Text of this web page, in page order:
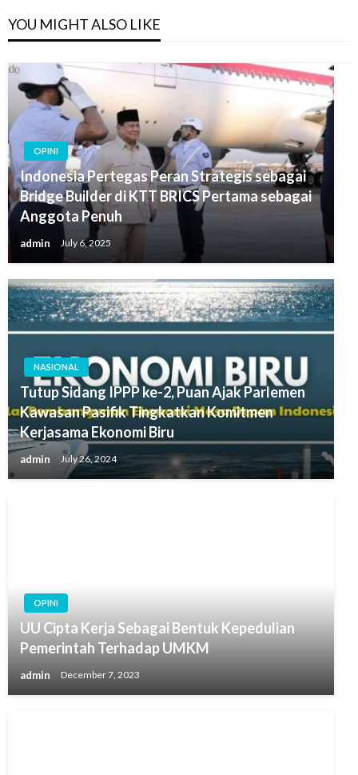
YOU MIGHT ALSO LIKE
OPINI
Indonesia Pertegas Peran Strategis sebagai
Bridge Builder di KTT BRICS Pertama sebagai
Anggota Penuh
admin July 6, 2025
NASIONAL
Tutup Sidang IPPP ke-2, Puan Ajak Parlemen
Kawasan Pasifik Tingkatkan Komitmen
Kerjasama Ekonomi Biru
admin July 26, 2024
OPINI
UU Cipta Kerja Sebagai Bentuk Kepedulian
Pemerintah Terhadap UMKM
admin December 7, 2023